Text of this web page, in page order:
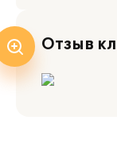
Отзыв